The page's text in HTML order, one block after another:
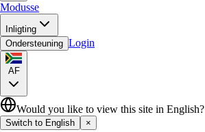
Modusse
Inligting
Ondersteuning Login
AF
Would you like to view this site in English?
Switch to English ×